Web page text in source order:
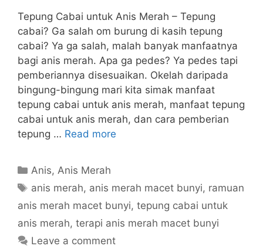
Tepung Cabai untuk Anis Merah – Tepung
cabai? Ga salah om burung di kasih tepung
cabai? Ya ga salah, malah banyak manfaatnya
bagi anis merah. Apa ga pedes? Ya pedes tapi
pemberiannya disesuaikan. Okelah daripada
bingung-bingung mari kita simak manfaat
tepung cabai untuk anis merah, manfaat tepung
cabai untuk anis merah, dan cara pemberian
tepung … Read more
Categories
Anis,Anis Merah
Tags
anis merah, anis merah macet bunyi, ramuan
anis merah macet bunyi, tepung cabai untuk
anis merah, terapi anis merah macet bunyi
Leave a comment